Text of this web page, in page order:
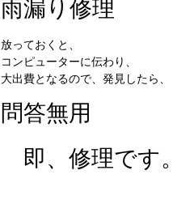
雨漏り修理
放っておくと、
コンピューターに伝わり、
大出費となるので、発見したら、
問答無用
即、修理です。